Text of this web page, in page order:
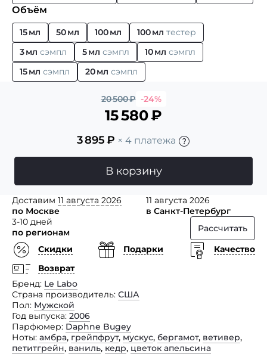
Объём
15 мл 50 мл 100 мл 100 мл тестер
3 мл сэмпл 5 мл сэмпл 10 мл сэмпл
15 мл сэмпл 20 мл сэмпл
20 500₽ -24%
15 580₽
3 895₽ × 4 платежа
В корзину
Доставим 11 августа 2026
по Москве
11 августа 2026
в Санкт-Петербург
3-10 дней
по регионам
Рассчитать
Скидки
Подарки
Качество
Возврат
Бренд Le Labo
Страна производитель США
Пол Мужской
Год выпуска 2006
Парфюмер Daphne Bugey
Ноты амбра, грейпфрут, мускус, бергамот, ветивер,
петитгрейн, ваниль, кедр, цветок апельсина